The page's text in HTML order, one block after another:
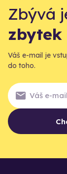
Zbývá
Váš e-mail je
do toho.